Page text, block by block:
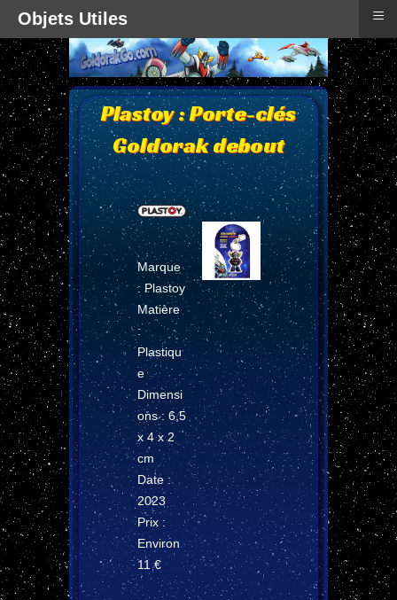
Plastoy : Porte-clés
Goldorak debout
Marque
: Plastoy
Matière
:
Plastiqu
e
Dimensi
ons : 6,5
x 4 x 2
cm
Date :
2023
Prix :
Environ
11 €
Objets Utiles ≡